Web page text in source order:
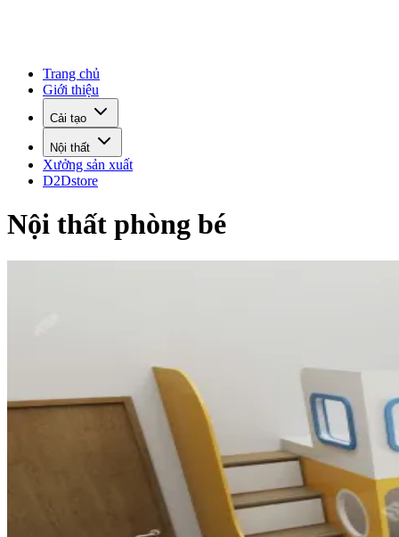
Trang chủ
Giới thiệu
Cải tạo
Nội thất
Xưởng sản xuất
D2Dstore
Nội thất phòng bé